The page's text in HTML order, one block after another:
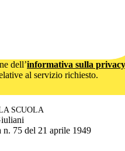
dell’informativa sulla privacy
al servizio richiesto.
SCUOLA
n. 75 del 21 aprile 1949